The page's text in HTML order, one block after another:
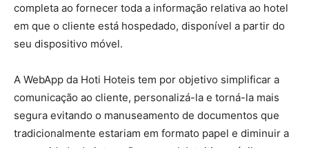
completa ao fornecer toda a informação relativa ao hotel
em que o cliente está hospedado, disponível a partir do
seu dispositivo móvel.
A WebApp da Hoti Hoteis tem por objetivo simplificar a
comunicação ao cliente, personalizá-la e torná-la mais
segura evitando o manuseamento de documentos que
tradicionalmente estariam em formato papel e diminuir a